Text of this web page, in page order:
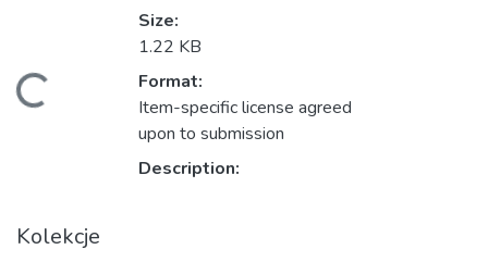
Size:
1.22 KB
Format:
Item-specific license agreed
upon to submission
Description:
Kolekcje